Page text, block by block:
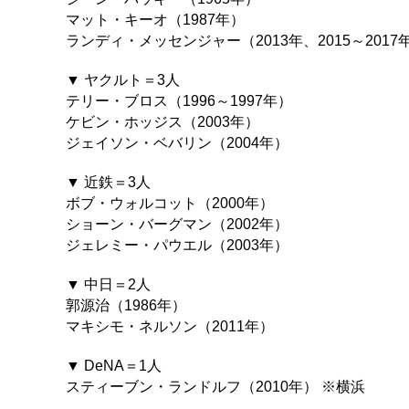
マット・キーオ（1987年）
ランディ・メッセンジャー（2013年、2015～2017
▼ ヤクルト＝3人
テリー・ブロス（1996～1997年）
ケビン・ホッジス（2003年）
ジェイソン・ベバリン（2004年）
▼ 近鉄＝3人
ボブ・ウォルコット（2000年）
ショーン・バーグマン（2002年）
ジェレミー・パウエル（2003年）
▼ 中日＝2人
郭源治（1986年）
マキシモ・ネルソン（2011年）
▼ DeNA＝1人
スティーブン・ランドルフ（2010年） ※横浜